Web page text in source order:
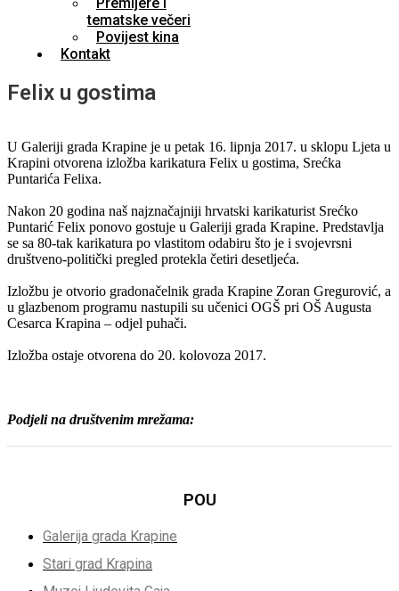
tematske večeri
Povijest kina
Kontakt
Felix u gostima
U Galeriji grada Krapine je u petak 16. lipnja 2017. u sklopu Ljeta u
Krapini otvorena izložba karikatura Felix u gostima, Srećka
Puntarića Felixa.
Nakon 20 godina naš najznačajniji hrvatski karikaturist Srećko
Puntarić Felix ponovo gostuje u Galeriji grada Krapine. Predstavlja
se sa 80-tak karikatura po vlastitom odabiru što je i svojevrsni
društveno-politički pregled protekla četiri desetljeća.
Izložbu je otvorio gradonačelnik grada Krapine Zoran Gregurović, a
u glazbenom programu nastupili su učenici OGŠ pri OŠ Augusta
Cesarca Krapina – odjel puhači.
Izložba ostaje otvorena do 20. kolovoza 2017.
Podjeli na društvenim mrežama:
POU
Galerija grada Krapine
Stari grad Krapina